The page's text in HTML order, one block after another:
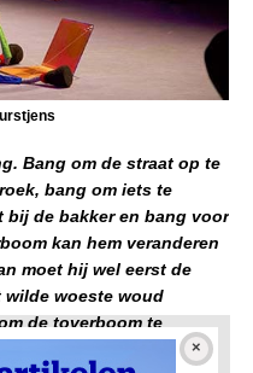
Bang om de straat op te
bang om iets te
bij de bakker en bang voor
kan hem veranderen
moet hij wel eerst de
wilde woeste woud
de toverboom te